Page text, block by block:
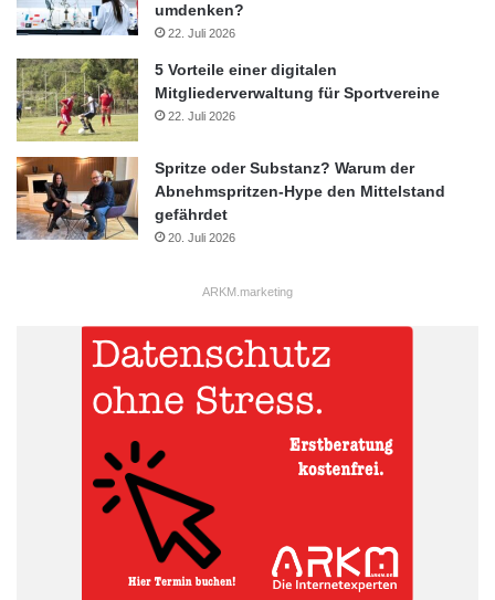
umdenken?
22. Juli 2026
5 Vorteile einer digitalen
Mitgliederverwaltung für Sportvereine
22. Juli 2026
Spritze oder Substanz? Warum der
Abnehmspritzen-Hype den Mittelstand
gefährdet
20. Juli 2026
ARKM.marketing